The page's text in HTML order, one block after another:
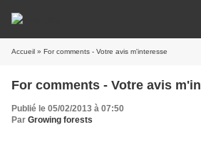
Accueil » For comments - Votre avis m'interesse
For comments - Votre avis
Publié le 05/02/2013 à 07:50
Par Growing forests